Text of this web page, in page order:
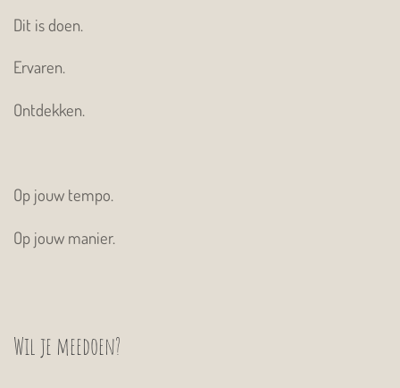
Dit is doen.
Ervaren.
Ontdekken.
Op jouw tempo.
Op jouw manier.
Wil je meedoen?